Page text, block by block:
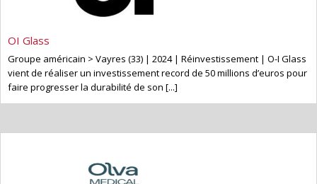
OI Glass
Groupe américain > Vayres (33) | 2024 | Réinvestissement | O-I Glass
vient de réaliser un investissement record de 50 millions d’euros pour
faire progresser la durabilité de son [...]